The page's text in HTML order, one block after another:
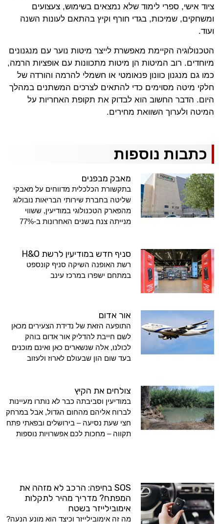
ציוד אישי, ספרי לימוד שלא נמצאים בשימוש, צעצועים
ומשחקים, שמיכות, בגדי חורף וקיץ בהתאם לעונות השנה
ועוד.
הטכנולוגיה הקיימת מאפשרת לייצר מיטות נוער עם מנגנונים
מיוחדים. רוב המיטות הן מיטות מתכוונות עם אופציות הרמה,
כמו גם מנגנון כוונון פנאומטי או חשמלי להרמה והורדה של
חלקי מיטה מסוימים כדי להתאים לצרכים המשתנים במהלך
היום. הדבר החשוב הוא לבדוק את תקופת האחריות על
המיטה ולערוך השוואת מחירים.
כתבות נוספות
מאבק מבפנים
בתקשורת הכלכלית מדווחים על מאבקי
שליטה בחברת שירותי הבריאות נובולוג
מהפארק הטכנולוגי במודיעין, ששווי
מנייתה צנח בשנים האחרונות ב-77%
סניף חדש במודיעין לרשת H&O
רשת האופנה השיקה סניף קונספט
במתחם ישפרו במרכז עינב
אור אדום
התופעה הזאת של נדידת הצעירים מכאן
לשם חייבת להדליק אור אדום בוהק
לכולנו, אלה שנשארים כאן ואינם מוכנים
בעד שום הון שבעולם לארוז ולעזוב
צולחים את הקיץ
במודיעין וסביבתה כבר לא נותרו מעיינות
לברוח אליהם מהחום הגדול, אבל במרחק
חצי שעת נסיעה – בירושלים ובפאתי פתח
תקווה – מחכות לכם אפשרויות נוספות
SOS בחיפה: הרכב לא מזהה את
המפתח? מדריך מהיר לתקלות
אימובילייזר בשטח
מה זה אימובילייזר וכיצד הוא מונע הנעה?